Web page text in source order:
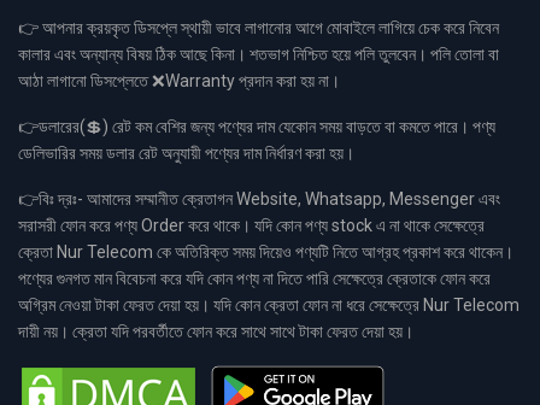
👉 আপনার ক্রয়কৃত ডিসপ্লে স্থায়ী ভাবে লাগানোর আগে মোবাইলে লাগিয়ে চেক করে নিবেন
কালার এবং অন্যান্য বিষয় ঠিক আছে কিনা। শতভাগ নিশ্চিত হয়ে পলি তুলবেন। পলি তোলা বা
আঠা লাগানো ডিসপ্লেতে ❌Warranty প্রদান করা হয় না।
👉ডলারের(💲) রেট কম বেশির জন্য পণ্যের দাম যেকোন সময় বাড়তে বা কমতে পারে। পণ্য
ডেলিভারির সময় ডলার রেট অনুযায়ী পণ্যের দাম নির্ধারণ করা হয়।
👉বিঃ দ্রঃ- আমাদের সম্মানীত ক্রেতাগন Website, Whatsapp, Messenger এবং
সরাসরী ফোন করে পণ্য Order করে থাকে। যদি কোন পণ্য stock এ না থাকে সেক্ষেত্রে
ক্রেতা Nur Telecom কে অতিরিক্ত সময় দিয়েও পণ্যটি নিতে আগ্রহ প্রকাশ করে থাকেন।
পণ্যের গুনগত মান বিবেচনা করে যদি কোন পণ্য না দিতে পারি সেক্ষেত্রে ক্রেতাকে ফোন করে
অগ্রিম নেওয়া টাকা ফেরত দেয়া হয়। যদি কোন ক্রেতা ফোন না ধরে সেক্ষেত্রে Nur Telecom
দায়ী নয়। ক্রেতা যদি পরবর্তীতে ফোন করে সাথে সাথে টাকা ফেরত দেয়া হয়।